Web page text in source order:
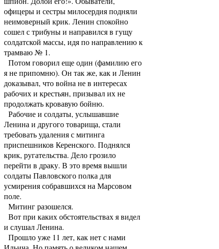
офицеры и сестры милосердия подняли
неимоверный крик. Ленин спокойно
сошел с трибуны и направился в гущу
солдатской массы, идя по направлению к
трамваю № 1.
Потом говорил еще один (фамилию его
я не припомню). Он так же, как и Ленин
доказывал, что война не в интересах
рабочих и крестьян, призывал их не
продолжать кровавую бойню.
Рабочие и солдаты, услышавшие
Ленина и другого товарища, стали
требовать удаления с митинга
приспешников Керенского. Поднялся
крик, ругательства. Дело грозило
перейти в драку. В это время вышли
солдаты Павловского полка для
усмирения собравшихся на Марсовом
поле.
Митинг разошелся.
Вот при каких обстоятельствах я видел
и слушал Ленина.
Прошло уже 11 лет, как нет с нами